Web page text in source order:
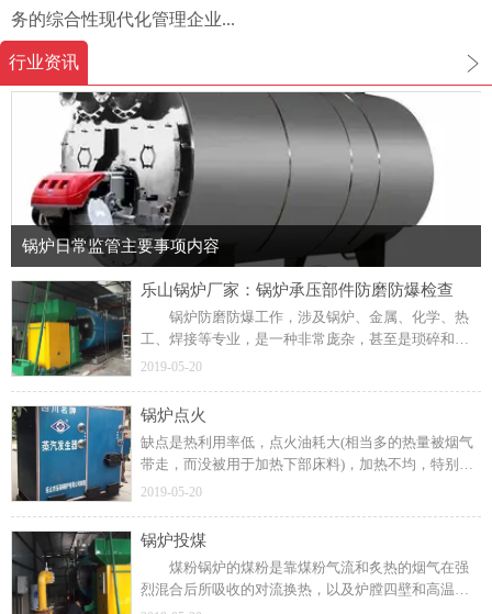
务的综合性现代化管理企业...
行业资讯
锅炉日常监管主要事项内容
乐山锅炉厂家：锅炉承压部件防磨防爆检查
锅炉防磨防爆工作，涉及锅炉、金属、化学、热
工、焊接等专业，是一种非常庞杂，甚至是琐碎和专
业性非常强的系统性工作。检查再热器管与省煤器吊
的冲刷情况。
2019-05-20
锅炉点火
缺点是热利用率低，点火油耗大(相当多的热量被烟气
带走，而没被用于加热下部床料)，加热不均，特别是
油枪雾化效果不好时易造成床料结渣。
2019-05-20
锅炉投煤
煤粉锅炉的煤粉是靠煤粉气流和炙热的烟气在强
烈混合后所吸收的对流换热，以及炉膛四壁和高温火